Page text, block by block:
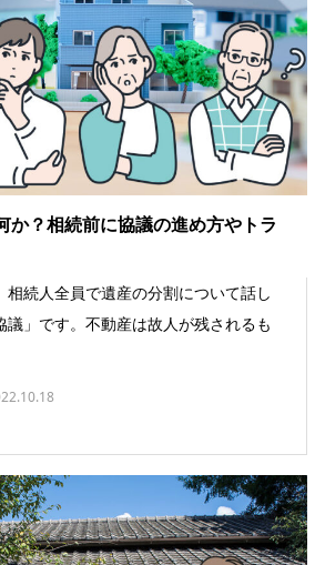
か？相続前に協議の進め方やトラ
相続人全員で遺産の分割について話し
」です。不動産は故人が残されるも